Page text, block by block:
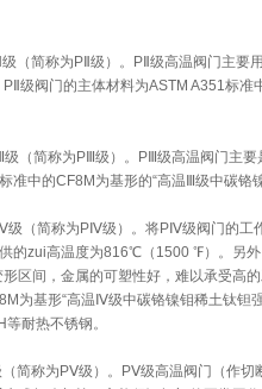
简称为PⅡ级）。PⅡ级高温阀门主要
级阀门的主体材料为ASTM A351标准
（简称为PⅢ级）。PⅢ级高温阀门主要
中的CF8M为基形的“高温Ⅲ级中碳铬
（简称为PⅣ级）。将PⅣ级阀门的工
的zui高温度为816℃（1500 ℉）。另
区间，金属的可塑性好，难以承受高
为基形“高温Ⅳ级中碳铬镍钼稀土钛钽
耐热不锈钢。
称为PⅤ级）。PⅤ级高温阀门（作切